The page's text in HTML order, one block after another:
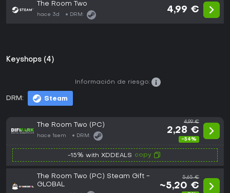
The Room Two
hace 3d DRM:
4,99 €
Keyshops (4)
DRM: Steam
Información de riesgo:
The Room Two (PC)
hace 1sem DRM:
4,99 €
2,28 €
-54%
-15% with XDDEALS copy
The Room Two (PC) Steam Gift -
GLOBAL
5,65 €
~5,20 €